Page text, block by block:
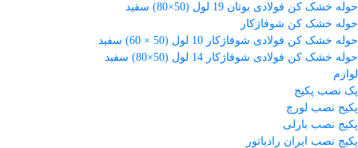
حوله خشک کن فولادی بوتان 19 لول (50×80) سفید
حوله خشک کن شوفاژکار
حوله خشک کن فولادی شوفاژکار 10 لول (50 × 60) سفید
حوله خشک کن فولادی شوفاژکار 14 لول (50×80) سفید
لوازم
پک نصب پکیج
پکیج نصب لورچ
پکیج نصب بارلی
پکیج نصب ایران رادیاتور